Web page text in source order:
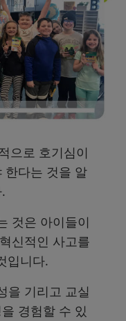
으로 호기심이
한다는 것을 알
것은 아이들이
신적인 사고를
입니다.
을 기리고 교실
경험할 수 있